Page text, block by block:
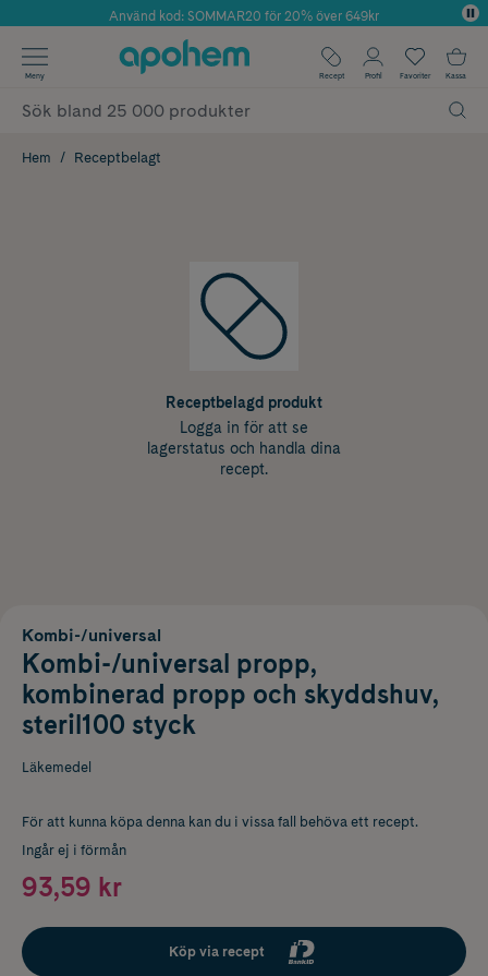
Årets Butik 2025 inom Skönhet
Använd kod: SOMMAR20 för 20% över 649kr
✓ Fri frakt
✓ Poäng på alla köp*
Meny Recept Profil Favoriter Kassa
Hem Receptbelagt
Receptbelagd produkt
Logga in för att se
lagerstatus och handla dina
recept.
Kombi-/universal
Kombi-/universal propp,
kombinerad propp och skyddshuv,
steril100 styck
Läkemedel
För att kunna köpa denna kan du i vissa fall behöva ett recept.
Ingår ej i förmån
93,59 kr
Köp via recept